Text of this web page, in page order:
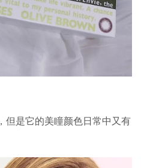
，但是它的美瞳颜色日常中又有